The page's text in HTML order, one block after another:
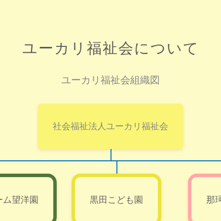
ユーカリ福祉会について
ユーカリ福祉会組織図
社会福祉法人ユーカリ福祉会
ム望洋園 黒田こども園 那